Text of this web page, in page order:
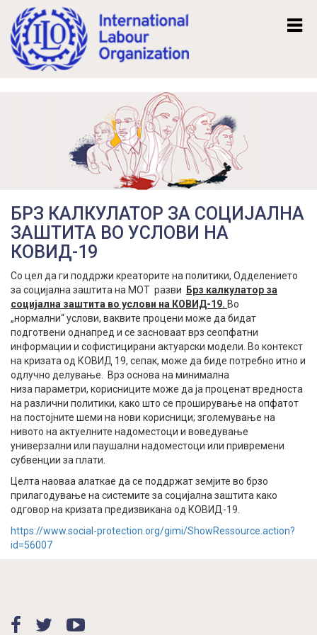
БРЗ КАЛКУЛАТОР ЗА СОЦИЈАЛНА
ЗАШТИТА ВО УСЛОВИ НА
КОВИД-19
Со цел да ги поддржи креаторите на политики, Одделението
за социјална заштита на МОТ разви
Брз калкулатор за
социјална заштита во услови на КОВИД-19. Во
„нормални“ услови, ваквите процени може да бидат
подготвени однапред и се засноваат врз сеопфатни
информации и софистицирани актуарски модели. Во контекст
на кризата од КОВИД 19, сепак, може да биде потребно итно и
одлучно делување. Врз основа на минимална
низа параметри, корисниците може да ја проценат вредноста
на различни политики, како што се проширување на опфатот
на постојните шеми на нови корисници; зголемување на
нивото на актуелните надоместоци и воведување
универзални или паушални надоместоци или привремени
субвенции за плати.
Целта наоваа алаткае да се поддржат земјите во брзо
прилагодување на системите за социјална заштита како
одговор на кризата предизвикана од КОВИД-19.
https://www.social-protection.org/gimi/ShowRessource.action?
id=56007